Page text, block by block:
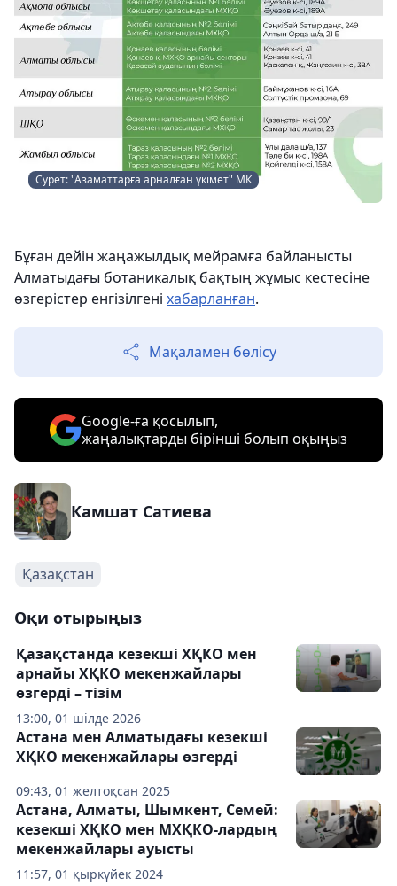
Сурет: "Азаматтарға арналған үкімет" МК
Бұған дейін жаңажылдық мейрамға байланысты
Алматыдағы ботаникалық бақтың жұмыс кестесіне
өзгерістер енгізілгені хабарланған.
Мақаламен бөлісу
Google-ға қосылып,
жаңалықтарды бірінші болып оқыңыз
Камшат Сатиева
Қазақстан
Оқи отырыңыз
13:00, 01 шілде 2026
Қазақстанда кезекші ХҚКО мен
арнайы ХҚКО мекенжайлары
өзгерді – тізім
09:43, 01 желтоқсан 2025
Астана мен Алматыдағы кезекші
ХҚКО мекенжайлары өзгерді
11:57, 01 қыркүйек 2024
Астана, Алматы, Шымкент, Семей:
кезекші ХҚКО мен МХҚКО-лардың
мекенжайлары ауысты